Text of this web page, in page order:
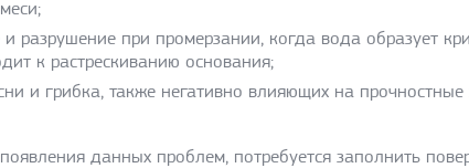
и разрушение при промерзании, когда вода образует
к растрескиванию основания;
и грибка, также негативно влияющих на
данных проблем, потребуется заполнить